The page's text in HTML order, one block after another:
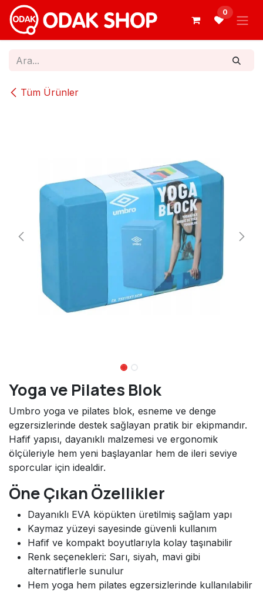
İçereği Atla
0
Tüm Ürünler
Yoga ve Pilates Blok
Umbro yoga ve pilates blok, esneme ve denge
egzersizlerinde destek sağlayan pratik bir ekipmandır.
Hafif yapısı, dayanıklı malzemesi ve ergonomik
ölçüleriyle hem yeni başlayanlar hem de ileri seviye
sporcular için idealdir.
Öne Çıkan Özellikler
Dayanıklı EVA köpükten üretilmiş sağlam yapı
Kaymaz yüzeyi sayesinde güvenli kullanım
Hafif ve kompakt boyutlarıyla kolay taşınabilir
Renk seçenekleri: Sarı, siyah, mavi gibi
alternatiflerle sunulur
Hem yoga hem pilates egzersizlerinde kullanılabilir